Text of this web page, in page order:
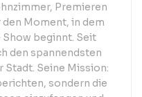
Premieren
den Moment, in dem
Show beginnt. Seit
den spannendsten
Stadt. Seine Mission:
sondern die